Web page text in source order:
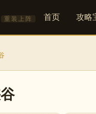
重装上阵 首页 攻略